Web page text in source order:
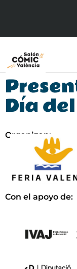
Día
Organizan:
Con el apoyo de: